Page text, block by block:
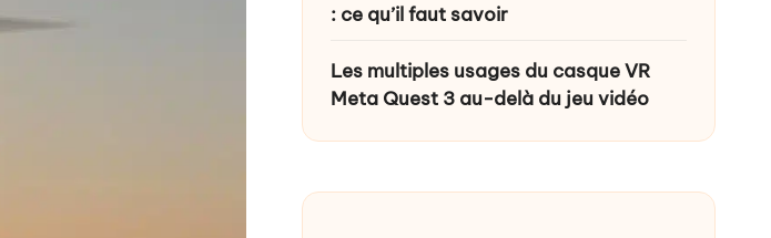
: ce qu’il faut savoir
Les multiples usages du casque VR
Meta Quest 3 au-delà du jeu vidéo